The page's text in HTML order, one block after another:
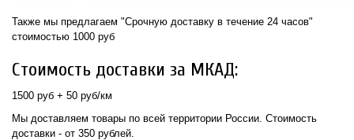
Также мы предлагаем "Срочную доставку в течение 24 часов"
стоимостью 1000 руб
Стоимость доставки за МКАД:
1500 руб + 50 руб/км
Мы доставляем товары по всей территории России. Стоимость
доставки - от 350 рублей.